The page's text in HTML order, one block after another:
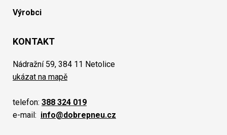
Výrobci
KONTAKT
Nádražní 59, 384 11 Netolice
ukázat na mapě
telefon: 388 324 019
e-mail: info@dobrepneu.cz